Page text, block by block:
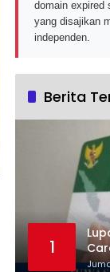
domain expired
yang disajikan
independen.
Berita
1
KIS